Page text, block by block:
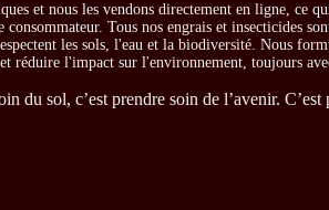
et nous les vendons directement en ligne,
Tous nos engrais et
les sols, l'eau et la biodiversité. Nous
l'impact sur l'environnement, toujours
du sol, c’est prendre soin de l’avenir.